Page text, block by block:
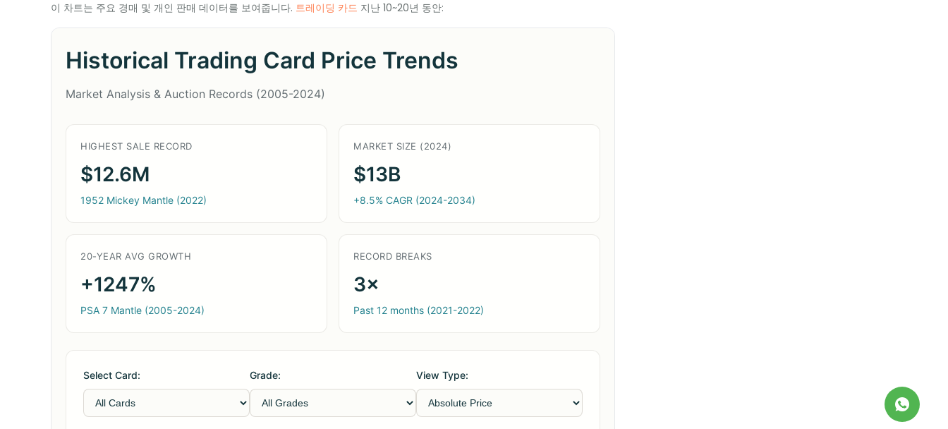
이 차트는 주요 경매 및 개인 판매 데이터를 보여줍니다. 트레이딩 카드 지난 10~20년 동안: